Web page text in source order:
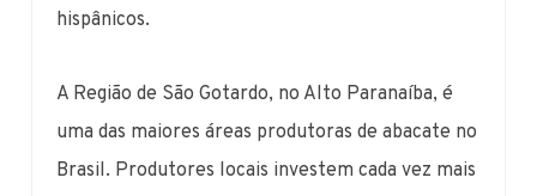
hispânicos.
A Região de São Gotardo, no Alto Paranaíba, é
uma das maiores áreas produtoras de abacate no
Brasil. Produtores locais investem cada vez mais